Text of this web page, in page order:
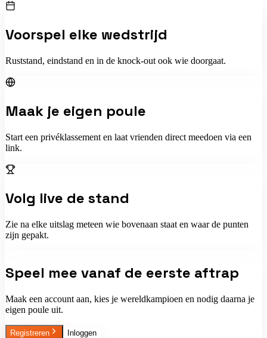
Voorspel elke wedstrijd
Ruststand, eindstand en in de knock-out ook wie doorgaat.
Maak je eigen poule
Start een privéklassement en laat vrienden direct meedoen via een
link.
Volg live de stand
Zie na elke uitslag meteen wie bovenaan staat en waar de punten
zijn gepakt.
Speel mee vanaf de eerste aftrap
Maak een account aan, kies je wereldkampioen en nodig daarna je
eigen poule uit.
Registreren Inloggen